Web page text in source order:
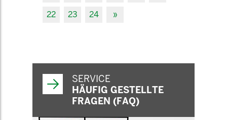
22
23 24 »
SERVICE
HÄUFIG GESTELLTE
FRAGEN (FAQ)